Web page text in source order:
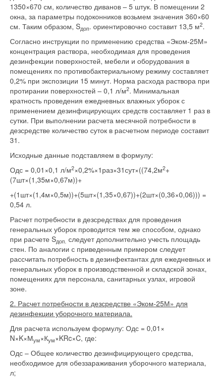
1350×670 см, количество диванов – 5 штук. В помещении 2
окна, за параметры подоконников возьмем значения 360×60
см. Таким образом, Sдоп. ориентировочно составит 13,5 м2.
Согласно инструкции по применению средства «Эком-25М»
концентрация раствора, необходимая для проведения
дезинфекции поверхностей, мебели и оборудования в
помещениях по противобактериальному режиму составляет
0,2% при экспозиции 15 минут. Норма расхода раствора при
протирании поверхностей – 0,1 л/м2. Минимальная
кратность проведения ежедневных влажных уборок с
применением дезинфицирующих средств составляет 1 раз в
сутки. При выполнении расчета месячной потребности в
дезсредстве количество суток в расчетном периоде составит
31.
Исходные данные подставляем в формулу:
Одс = 0,01×0,1 л/м2×0,2%×1раз×31сут×((74,2м2+
(7шт×(1,35м×0,67м))+
+(1шт×(1,4м×0,5м))+(5шт×(1,35×0,67))+(2шт×(0,36×0,06))) =
0,54 л.
Расчет потребности в дезсредствах для проведения
генеральных уборок проводится тем же способом, однако
при расчете Sдоп. следует дополнительно учесть площадь
стен. По аналогии с приведенным примером следует
рассчитать потребность в дезинфектантах для ежедневных и
генеральных уборок в производственной и складской зонах,
помещениях для персонала, санитарных узлах, игровой
зоне.
2. Расчет потребности в дезсредстве «Эком-25М» для
дезинфекции уборочного материала.
Для расчета используем формулу: Одс = 0,01×
N×K×Мум×Кум×KRc×C, где:
Одс – Общее количество дезинфицирующего средства,
необходимое для обеззараживания уборочного материала,
л;